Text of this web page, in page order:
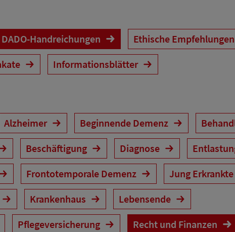
DADO-Handreichungen
Ethische Empfehlungen
Informationsblätter
Alzheimer Beginnende Demenz
Beschäftigung Diagnose
Frontotemporale Demenz
Jung Erkrankte
Krankenhaus
Lebensende
Pflegeversicherung
Recht und Finanzen